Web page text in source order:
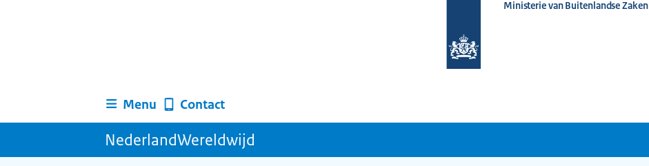
homepage
Ministerie van Buitenlandse Zaken
Menu Contact
NederlandWereldwijd